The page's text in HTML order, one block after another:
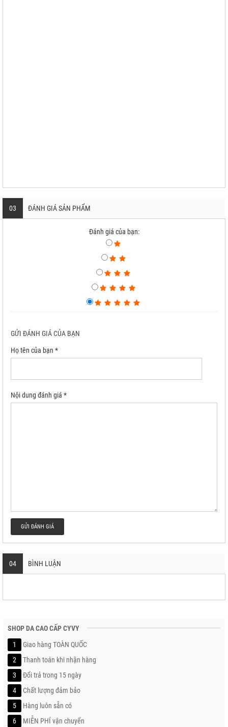
03 ĐÁNH GIÁ SẢN PHẨM
Đánh giá của bạn:
GỬI ĐÁNH GIÁ CỦA BẠN
Họ tên của bạn *
Nội dung đánh giá *
GỬI ĐÁNH GIÁ
04 BÌNH LUẬN
SHOP DA CAO CẤP CYVY
1
Giao hàng TOÀN QUỐC
2
Thanh toán khi nhận hàng
3
Đổi trả trong 15 ngày
4
Chất lượng đảm bảo
5
Hàng luôn sẵn có
6
MIỄN PHÍ vận chuyển